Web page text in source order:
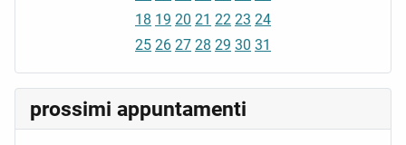
18 19 20 21 22 23 24
25 26 27 28 29 30 31
prossimi appuntamenti